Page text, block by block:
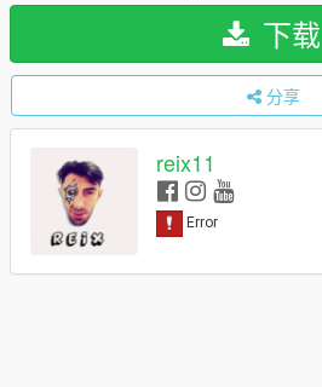
下载
分享
reix11